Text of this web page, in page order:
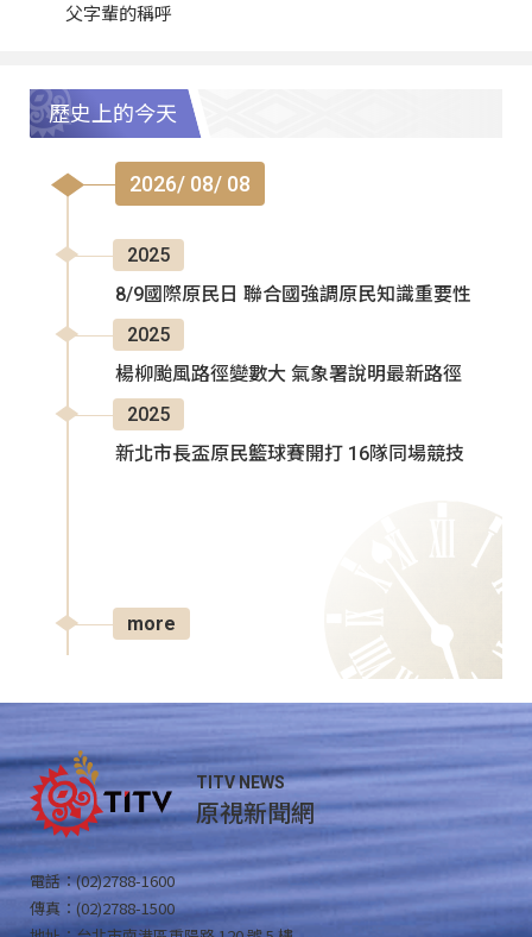
父字輩的稱呼
歷史上的今天
2026/ 08/ 08
2025
8/9國際原民日 聯合國強調原民知識重要性
2025
楊柳颱風路徑變數大 氣象署說明最新路徑
2025
新北市長盃原民籃球賽開打 16隊同場競技
more
TITV NEWS
原視新聞網
電話：(02)2788-1600
傳真：(02)2788-1500